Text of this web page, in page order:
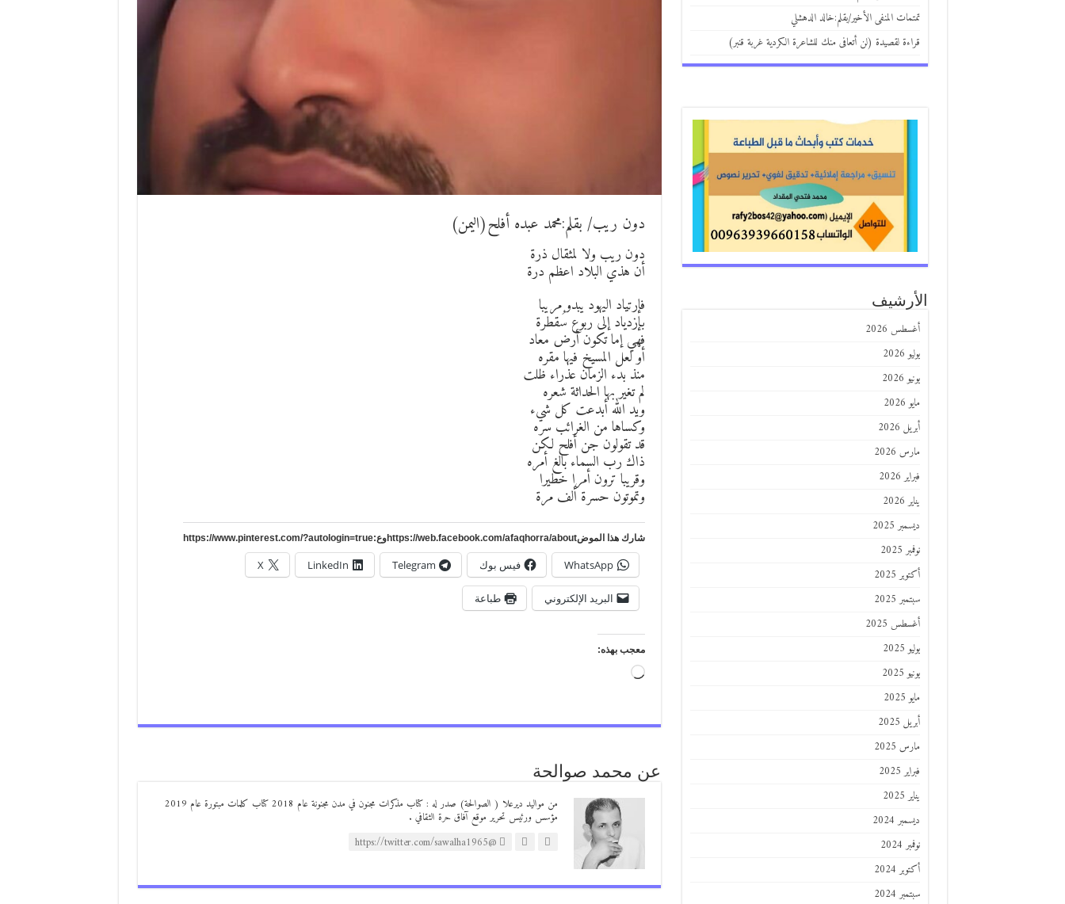
دون ريب/ بقلم:محمد عبده أفلح(اليمن)
دون ريب ولا لمثقال ذرة
أن هذي البلاد اعظم درة
فإرتياد اليهود يبدو مريبا
بإزدياد إلى ربوع سُقطرة
فهي إما تكون أرض معاد
أو لعل المسيخ فيها مقره
منذ بدء الزمان عذراء ظلت
لم تغير بها الحداثة شعره
ويد الله أبدعت كل شيء
وكساها من الغرائب سره
قد تقولون جن أفلح لكن
ذاك رب السماء بالغ أمره
وقريبا ترون أمرا خطيرا
وتموتون حسرة ألف مرة
شارك هذا الموضhttps://web.facebook.com/afaqhorra/aboutوع:https://www.pinterest.com/?autologin=true
WhatsApp فيس بوك Telegram
LinkedIn
X
البريد الإلكتروني طباعة
معجب بهذه:
جاري
عن محمد صوالحة
من مواليد ديرعلا ( الصوالحة) صدر له : كتاب مذكرات مجنون في مدن مجنونة عام 2018 كتاب كلمات مبتورة عام 2019
مؤسس ورئيس تحرير موقع آفاق حرة الثقافي .
@https://twitter.com/sawalha1965
تمتمات المنفى الأخير/بقلم:خالد الدهشلي
قراءة لقصيدة (لن أتعافى منك للشاعرة الكردية غربة قنبر)
الأرشيف
أغسطس 2026
يوليو 2026
يونيو 2026
مايو 2026
أبريل 2026
مارس 2026
فبراير 2026
يناير 2026
ديسمبر 2025
نوفمبر 2025
أكتوبر 2025
سبتمبر 2025
أغسطس 2025
يوليو 2025
يونيو 2025
مايو 2025
أبريل 2025
مارس 2025
فبراير 2025
يناير 2025
ديسمبر 2024
نوفمبر 2024
أكتوبر 2024
سبتمبر 2024